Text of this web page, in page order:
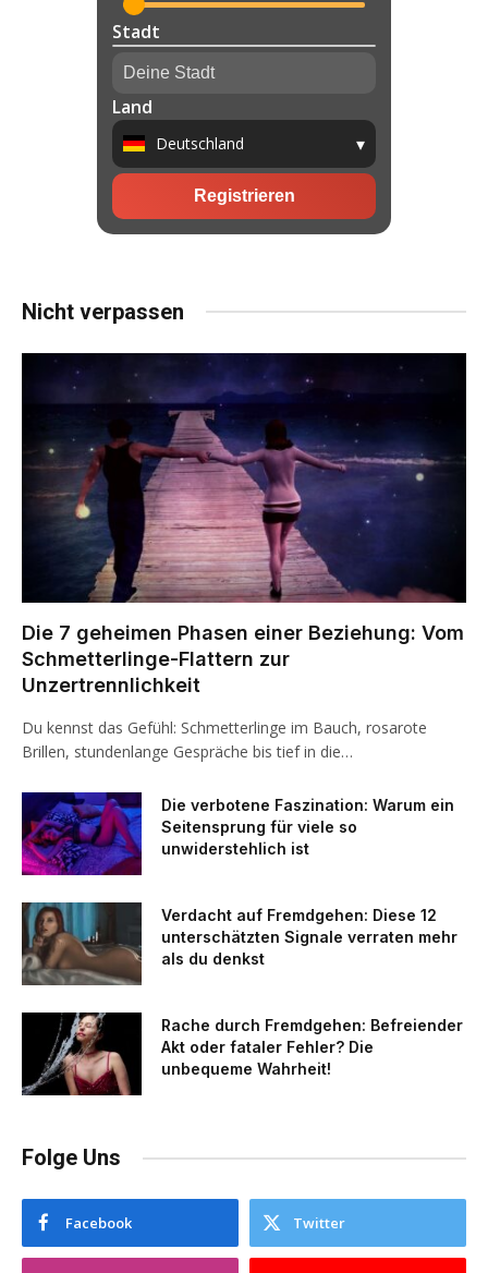
Nicht verpassen
Die 7 geheimen Phasen einer Beziehung: Vom
Schmetterlinge-Flattern zur
Unzertrennlichkeit
Du kennst das Gefühl: Schmetterlinge im Bauch, rosarote
Brillen, stundenlange Gespräche bis tief in die…
Die verbotene Faszination: Warum ein
Seitensprung für viele so
unwiderstehlich ist
Verdacht auf Fremdgehen: Diese 12
unterschätzten Signale verraten mehr
als du denkst
Rache durch Fremdgehen: Befreiender
Akt oder fataler Fehler? Die
unbequeme Wahrheit!
Folge Uns
Facebook Twitter